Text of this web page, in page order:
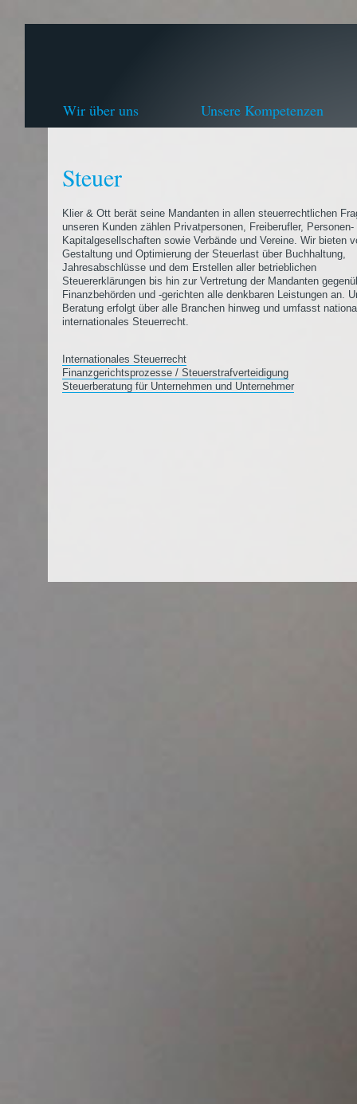
Wir über uns Unsere Kompetenzen
Steuer
Klier & Ott berät seine Mandanten in allen steuerrechtlichen
unseren Kunden zählen Privatpersonen, Freiberufler, Personen-
Kapitalgesellschaften sowie Verbände und Vereine. Wir bieten
Gestaltung und Optimierung der Steuerlast über Buchhaltung,
Jahresabschlüsse und dem Erstellen aller betrieblichen
Steuererklärungen bis hin zur Vertretung der Mandanten
Finanzbehörden und -gerichten alle denkbaren Leistungen an.
Beratung erfolgt über alle Branchen hinweg und umfasst
internationales Steuerrecht.
Internationales Steuerrecht
Finanzgerichtsprozesse / Steuerstrafverteidigung
Steuerberatung für Unternehmen und Unternehmer